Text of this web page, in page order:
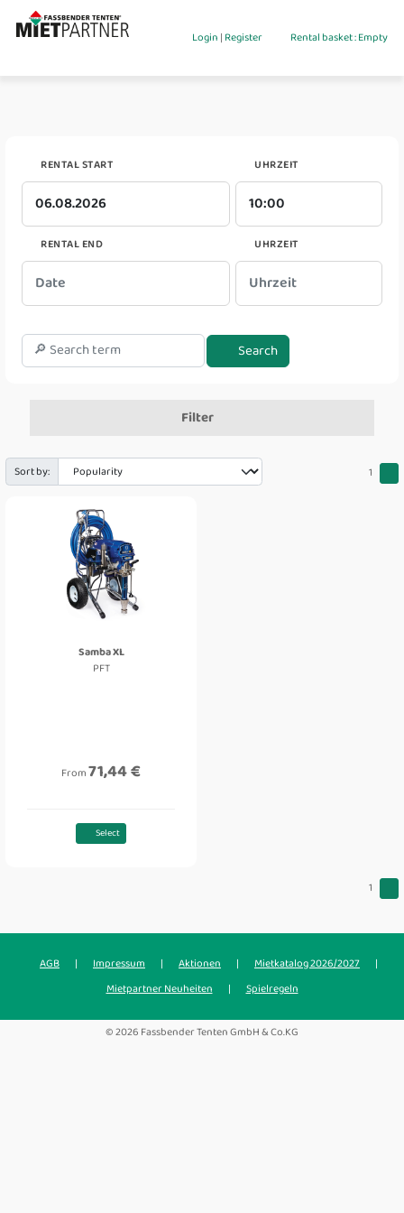
Login|Register Rental basket : Empty
RENTAL START UHRZEIT
RENTAL END UHRZEIT
Search
Filter
Sort by: 1
Samba XL
PFT
From71,44 €
Select
1
AGB | Impressum | Aktionen | Mietkatalog 2026/2027
|
Mietpartner Neuheiten
| Spielregeln
© 2026 Fassbender Tenten GmbH & Co.KG